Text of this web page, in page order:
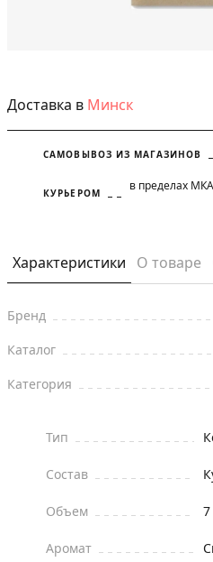
Доставка в Минск
САМОВЫВОЗ ИЗ МАГАЗИНОВ
КУРЬЕРОМ в пределах
Характеристики О товаре
Бренд
Каталог
Категория
Тип
Состав
Объем 7
Аромат